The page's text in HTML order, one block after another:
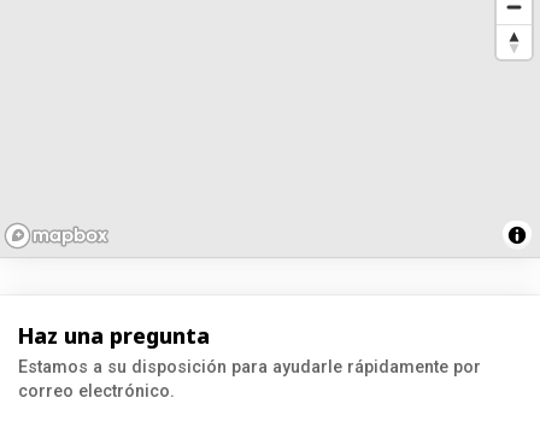
Haz una pregunta
Estamos a su disposición para ayudarle rápidamente por
correo electrónico.